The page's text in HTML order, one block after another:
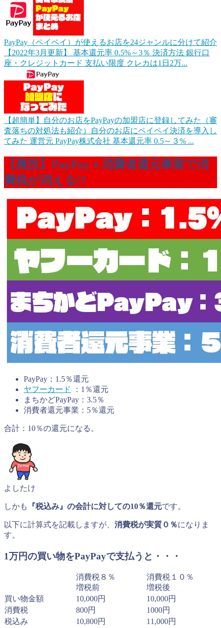
PayPay（ペイペイ）が使えるお店を24ジャンルに分けて紹介
【2022年3月更新】
基本還元率 0.5%～3％ 決済方法 銀行口
座・クレジットカード 支払い限度 クレカは1日2万...
【超簡単】自分のお店をPayPayの加盟店に登録してみた（審
査落ちの対処法も紹介）
自分のお店にペイペイ決済を導入し
てみた 運営元 PayPay株式会社 基本還元率 0.5～３% ...
【裏技】 PayPay＋消費者還元事業で消
費税が消える!?
PayPay：1.5％還元
ヤフーカード
：1％還元
まちかどPayPay：3.5％
消費者還元事業：5％還元
合計：10％の還元になる。
よしたけ
しかも 『税込み』の会計に対しての10％還元です。
以下に計算式を記載しますが、 消費税が実質０％になりま
す。
1万円の買い物をPayPayで支払うと・・・
消費税８％
増税前
消費税１０％
増税後
買い物金額
10,000円
10,000円
消費税
800円
1000円
税込み
10,800円
11,000円